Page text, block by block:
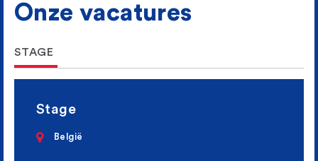
Onze vacatures
STAGE
Stage
België